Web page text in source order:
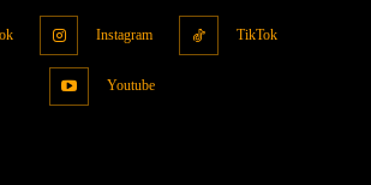
Instagram TikTok
Youtube